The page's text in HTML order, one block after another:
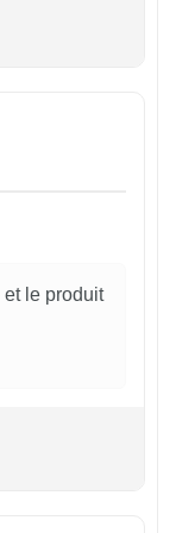
et le produit